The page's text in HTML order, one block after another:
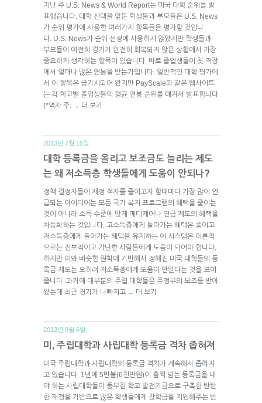
지난 주 U.S. News & World Report는 미국 대학 순위를 발
표했습니다. 대학 선택을 앞둔 학생들과 부모들은 U.S. News
가 순위 평가에 사용한 여러가지 항목들을 평가할 것입니
다. U.S. News가 순위 선정에 사용하지 않았지만 학생들과
부모들이 여전히 경기가 완전히 회복되지 않은 상황에서 가장
중요하게 생각하는 항목이 있습니다. 바로 졸업생들이 첫 직장
에서 얼마나 많은 연봉을 받는가입니다. 일반적인 대학 평가에
서 이 항목은 금기시되어 왔지만 PayScale과 같은 웹사이트
는 각 학교별 졸업생들의 평균 연봉 순위를 매겨서 발표합니다
(*역자 주: → 더 보기
2013년 7월 15일.
대학 등록금을 올리고 보조금도 늘리는 제도
는 왜 저소득층 학생들에게 도움이 안되나?
정책 결정자들이 재정 적자를 줄이고자 할때마다 가장 많이 언
급되는 아이디어는 모든 국가 복지 프로그램의 혜택을 줄이는
것이 아니라 소득 수준에 맞게 메디케어나 연금 제도의 혜택을
차등화하는 것입니다. 고소득층에게 돌아가는 혜택은 줄이고
저소득층에게 돌아가는 혜택을 유지하는 이 시스템은 이론적
으로는 진보적이고 가난한 사람들에게 도움이 되어야 합니다.
하지만 이와 비슷한 원칙에 기반해서 정해진 미국 대학들의 등
록금 제도는 오히려 저소득층에게 도움이 안된다는 것을 보여
줍니다. 과거에 대부분의 주립 대학들은 주정부의 보조를 받아
왔는데 최근 경기가 나빠지고 → 더 보기
2012년 9월 6일.
미, 주립대학과 사립대학 등록금 격차 좁혀져
미국 주립대학과 사립대학의 등록금 격차가 계속해서 좁혀지
고 있습니다. 1년에 5만불(6천만원)이 훌쩍 넘는 등록금을 내
야 하는 사립대학들이 풍부한 학교 발전기금으로 구축한 탄탄
한 재정을 기반으로 많은 학생들에게 장학금을 지원해주는 반